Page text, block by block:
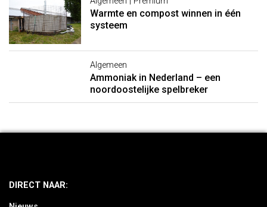
Warmte en compost winnen in één
systeem
Algemeen
Ammoniak in Nederland – een
noordoostelijke spelbreker
DIRECT NAAR: